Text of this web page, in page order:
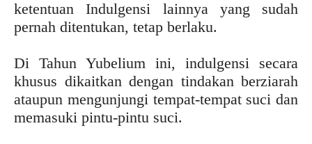
ketentuan Indulgensi lainnya yang sudah
pernah ditentukan, tetap berlaku.
Di Tahun Yubelium ini, indulgensi secara
khusus dikaitkan dengan tindakan berziarah
ataupun mengunjungi tempat-tempat suci dan
memasuki pintu-pintu suci.